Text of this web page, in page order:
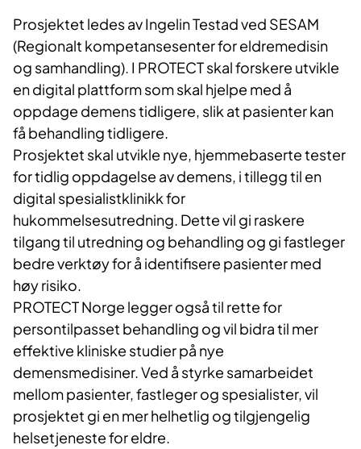
Prosjektet ledes av Ingelin Testad ved SESAM
(Regionalt kompetansesenter for eldremedisin
og samhandling). I PROTECT skal forskere utvikle
en digital plattform som skal hjelpe med å
oppdage demens tidligere, slik at pasienter kan
få behandling tidligere.
Prosjektet skal utvikle nye, hjemmebaserte tester
for tidlig oppdagelse av demens, i tillegg til en
digital spesialistklinikk for
hukommelsesutredning. Dette vil gi raskere
tilgang til utredning og behandling og gi fastleger
bedre verktøy for å identifisere pasienter med
høy risiko.
PROTECT Norge legger også til rette for
persontilpasset behandling og vil bidra til mer
effektive kliniske studier på nye
demensmedisiner. Ved å styrke samarbeidet
mellom pasienter, fastleger og spesialister, vil
prosjektet gi en mer helhetlig og tilgjengelig
helsetjeneste for eldre.